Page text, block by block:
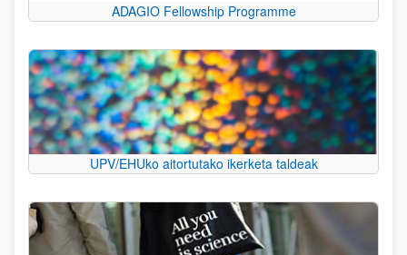
ADAGIO Fellowship Programme
UPV/EHUko aitortutako ikerketa taldeak